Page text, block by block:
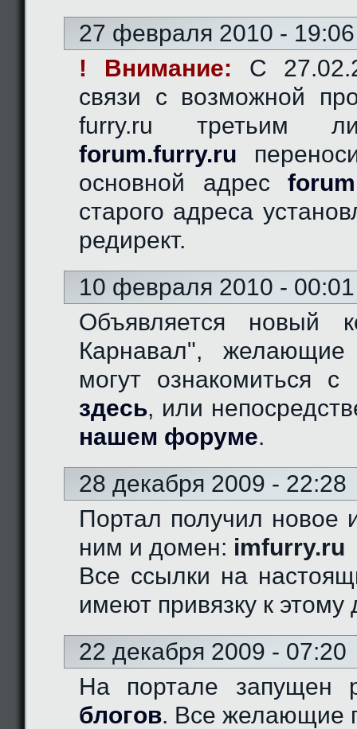
27 февраля 2010 - 19:06
! Внимание: C
связи с возможной
furry.ru третьим
forum.furry.ru
основной адрес
старого адреса
редирект.
10 февраля 2010 - 00:01
Объявляется новый
Карнавал", желающие
могут ознакомиться с
здесь, или
нашем форуме.
28 декабря 2009 - 22:28
Портал получил новое
ним и домен: imfurry.ru
Все ссылки на
имеют привязку к этому
22 декабря 2009 - 07:20
На портале запущен
блогов. Все желающие